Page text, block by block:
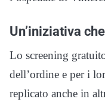
Un’iniziativa
Lo screening
dell’ordine e per i
replicato anche in